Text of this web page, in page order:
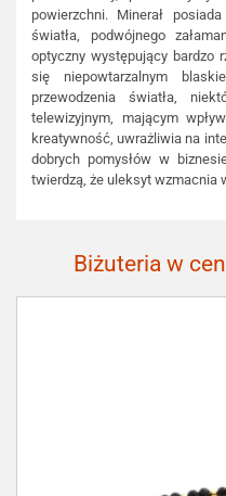
powierzchni. Minerał
światła, podwójnego
optyczny występujący bardzo
się niepowtarzalnym
przewodzenia światła,
telewizyjnym, mającym
kreatywność, uwrażliwia na
dobrych pomysłów w
twierdzą, że uleksyt wzmacnia
Biżuteria w